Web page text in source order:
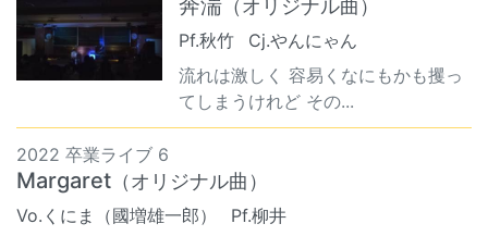
（オリジナル曲）
Pf.秋竹
Cj.やんにゃん
流れは激しく 容易くなにもかも攫っ
てしまうけれど その...
2022 卒業ライブ 6
Margaret （オリジナル曲）
Vo.くにま（國増雄一郎） Pf.柳井